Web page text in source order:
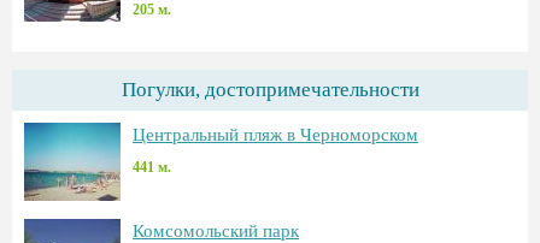
205 м.
Погулки, достопримечательности
Центральный пляж в Черноморском
441 м.
Комсомольский парк